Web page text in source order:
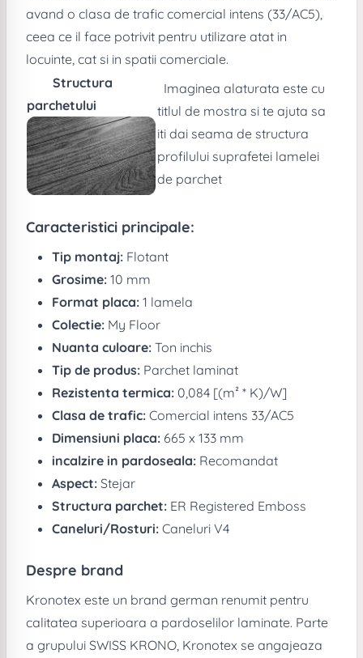
avand o clasa de trafic comercial intens (33/AC5),
ceea ce il face potrivit pentru utilizare atat in
locuinte, cat si in spatii comerciale.
Structura
parchetului
Imaginea alaturata este cu
titlul de mostra si te ajuta sa
iti dai seama de structura
profilului suprafetei lamelei
de parchet
Caracteristici principale:
Tip montaj: Flotant
Grosime: 10 mm
Format placa: 1 lamela
Colectie: My Floor
Nuanta culoare: Ton inchis
Tip de produs: Parchet laminat
Rezistenta termica: 0,084 [(m² * K)/W]
Clasa de trafic: Comercial intens 33/AC5
Dimensiuni placa: 665 x 133 mm
incalzire in pardoseala: Recomandat
Aspect: Stejar
Structura parchet: ER Registered Emboss
Caneluri/Rosturi: Caneluri V4
Despre brand
Kronotex este un brand german renumit pentru
calitatea superioara a pardoselilor laminate. Parte
a grupului SWISS KRONO, Kronotex se angajeaza